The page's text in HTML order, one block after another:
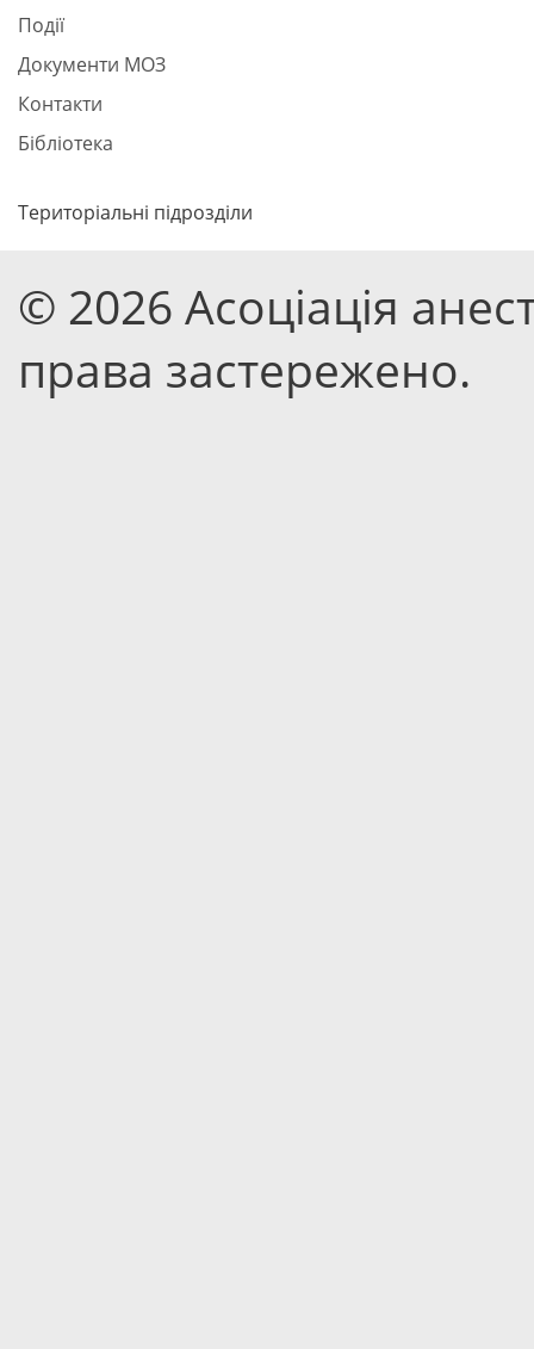
Події
Документи МОЗ
Контакти
Бібліотека
Територіальні підрозділи
© 2026 Асоціація
права застережено.